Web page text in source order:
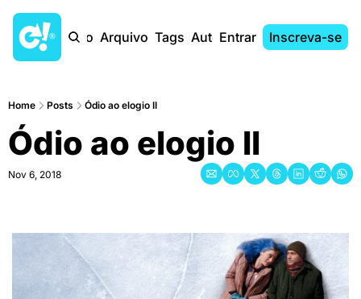
Início Arquivo Tags AutoresEntrar Inscreva-se
Home Posts Ódio ao elogio II
Ódio ao elogio II
Nov 6, 2018